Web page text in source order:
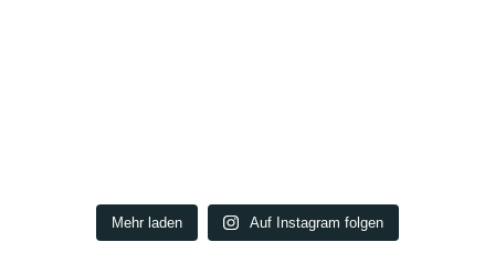
Mehr laden Auf Instagram folgen